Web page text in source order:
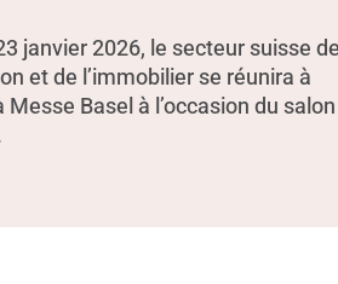
janvier 2026, le secteur suisse
et de l’immobilier se réunira à
Messe Basel à l’occasion du salon